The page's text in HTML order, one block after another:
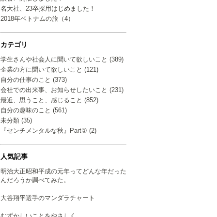
名大社、23卒採用はじめました！
2018年ベトナムの旅（4）
カテゴリ
学生さんや社会人に聞いて欲しいこと (389)
企業の方に聞いて欲しいこと (121)
自分の仕事のこと (373)
会社での出来事、お知らせしたいこと (231)
最近、思うこと、感じること (852)
自分の趣味のこと (561)
未分類 (35)
『センチメンタルな秋』Part① (2)
人気記事
明治大正昭和平成の元年ってどんな年だった
んだろうか調べてみた。
大谷翔平選手のマンダラチャート